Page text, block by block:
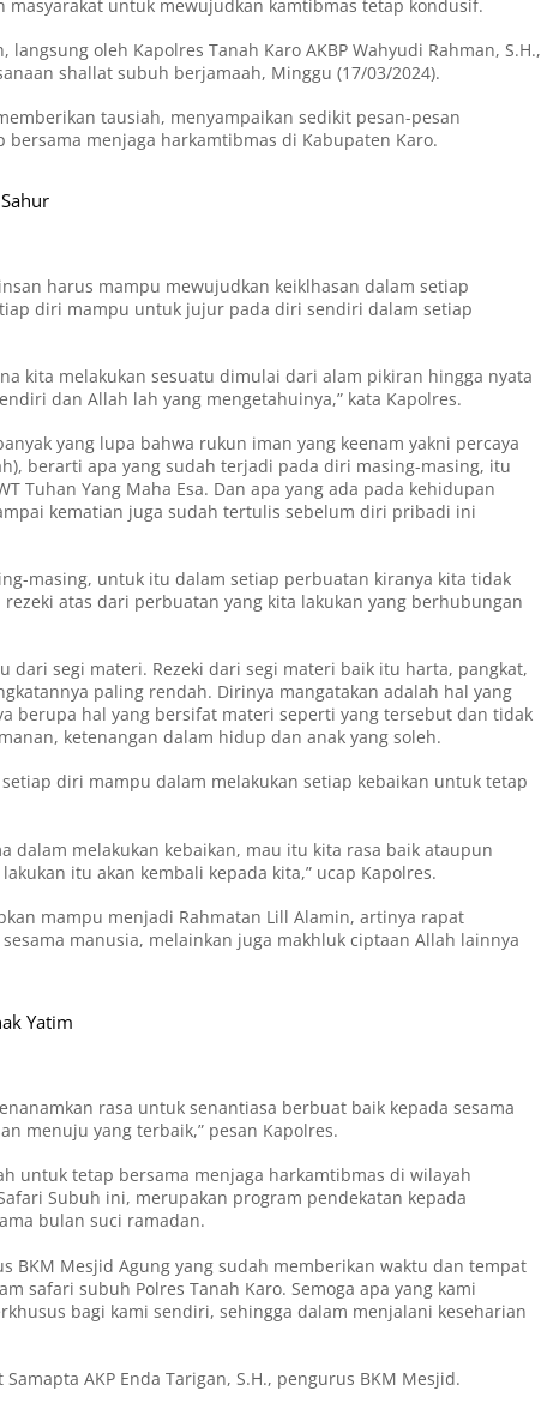
untuk mewujudkan kamtibmas tetap kondusif.
oleh Kapolres Tanah Karo AKBP Wahyudi Rahman, S.H.,
shallat subuh berjamaah, Minggu (17/03/2024).
tausiah, menyampaikan sedikit pesan-pesan
menjaga harkamtibmas di Kabupaten Karo.
harus mampu mewujudkan keiklhasan dalam setiap
diri mampu untuk jujur pada diri sendiri dalam setiap
kita melakukan sesuatu dimulai dari alam pikiran hingga nyata
dan Allah lah yang mengetahuinya,” kata Kapolres.
yang lupa bahwa rukun iman yang keenam yakni percaya
berarti apa yang sudah terjadi pada diri masing-masing, itu
Tuhan Yang Maha Esa. Dan apa yang ada pada kehidupan
kematian juga sudah tertulis sebelum diri pribadi ini
masing, untuk itu dalam setiap perbuatan kiranya kita tidak
atas dari perbuatan yang kita lakukan yang berhubungan
dari segi materi. Rezeki dari segi materi baik itu harta, pangkat,
paling rendah. Dirinya mangatakan adalah hal yang
berupa hal yang bersifat materi seperti yang tersebut dan tidak
ketenangan dalam hidup dan anak yang soleh.
diri mampu dalam melakukan setiap kebaikan untuk tetap
dalam melakukan kebaikan, mau itu kita rasa baik ataupun
itu akan kembali kepada kita,” ucap Kapolres.
mampu menjadi Rahmatan Lill Alamin, artinya rapat
manusia, melainkan juga makhluk ciptaan Allah lainnya
Yatim
rasa untuk senantiasa berbuat baik kepada sesama
menuju yang terbaik,” pesan Kapolres.
untuk tetap bersama menjaga harkamtibmas di wilayah
Subuh ini, merupakan program pendekatan kepada
bulan suci ramadan.
BKM Mesjid Agung yang sudah memberikan waktu dan tempat
safari subuh Polres Tanah Karo. Semoga apa yang kami
bagi kami sendiri, sehingga dalam menjalani keseharian
AKP Enda Tarigan, S.H., pengurus BKM Mesjid.